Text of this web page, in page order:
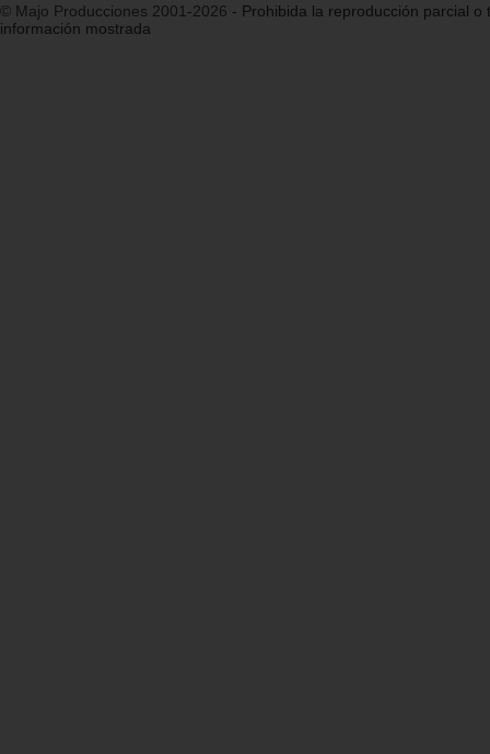
© Majo Producciones 2001-2026 - Prohibida la reproducción parcial o
información mostrada